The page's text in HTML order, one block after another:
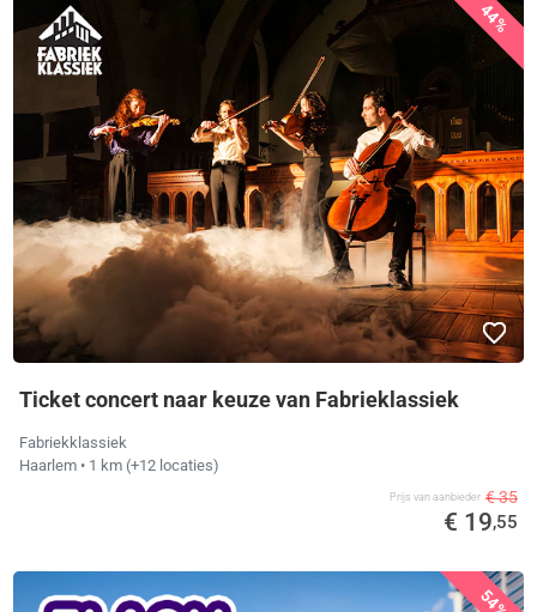
44%
Ticket concert naar keuze van Fabrieklassiek
Fabriekklassiek
Haarlem • 1 km (+12 locaties)
Prijs van aanbieder € 35
€ 19,55
54%